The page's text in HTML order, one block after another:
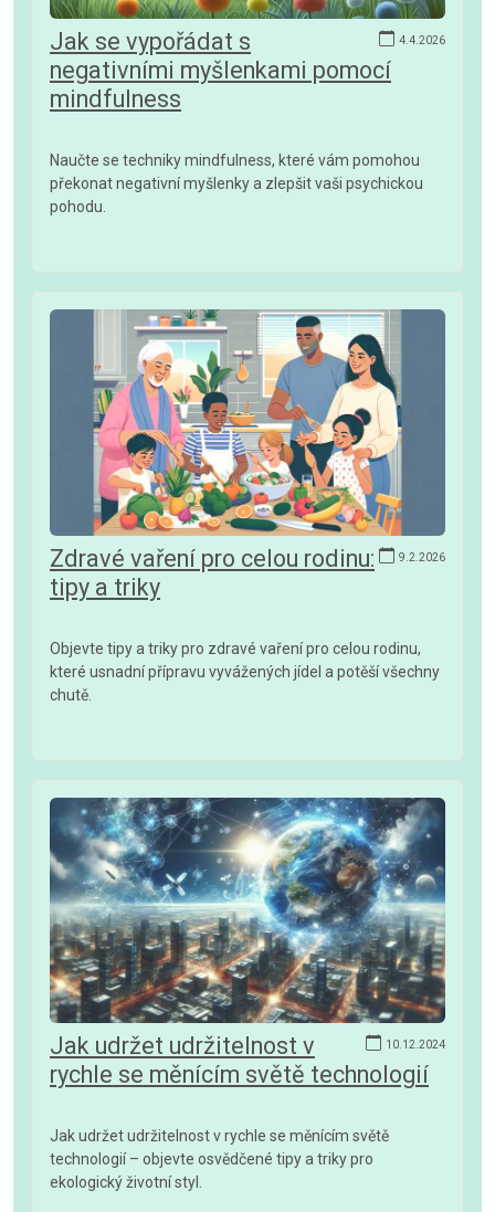
4.4.2026
Jak se vypořádat s
negativními myšlenkami pomocí
mindfulness
Naučte se techniky mindfulness, které vám pomohou
překonat negativní myšlenky a zlepšit vaši psychickou
pohodu.
9.2.2026
Zdravé vaření pro celou rodinu:
tipy a triky
Objevte tipy a triky pro zdravé vaření pro celou rodinu,
které usnadní přípravu vyvážených jídel a potěší všechny
chutě.
10.12.2024
Jak udržet udržitelnost v
rychle se měnícím světě technologií
Jak udržet udržitelnost v rychle se měnícím světě
technologií – objevte osvědčené tipy a triky pro
ekologický životní styl.